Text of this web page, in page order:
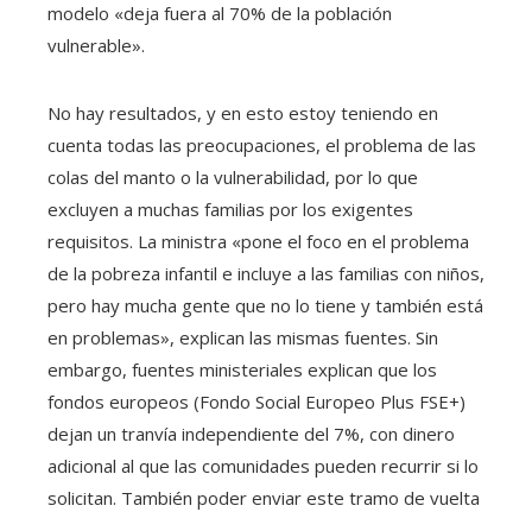
modelo «deja fuera al 70% de la población
vulnerable».
No hay resultados, y en esto estoy teniendo en
cuenta todas las preocupaciones, el problema de las
colas del manto o la vulnerabilidad, por lo que
excluyen a muchas familias por los exigentes
requisitos. La ministra «pone el foco en el problema
de la pobreza infantil e incluye a las familias con niños,
pero hay mucha gente que no lo tiene y también está
en problemas», explican las mismas fuentes. Sin
embargo, fuentes ministeriales explican que los
fondos europeos (Fondo Social Europeo Plus FSE+)
dejan un tranvía independiente del 7%, con dinero
adicional al que las comunidades pueden recurrir si lo
solicitan. También poder enviar este tramo de vuelta